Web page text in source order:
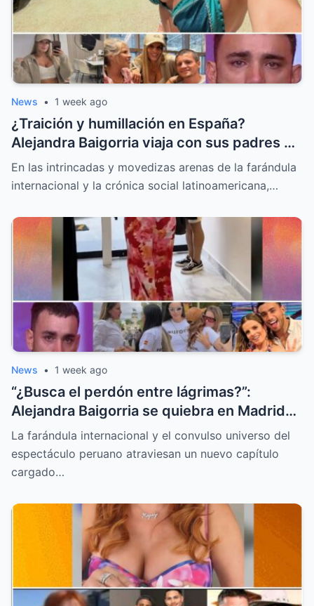
News • 1 week ago
¿Traición y humillación en España?
Alejandra Baigorria viaja con sus padres y
le da la espalda a Said Palao
En las intrincadas y movedizas arenas de la farándula
internacional y la crónica social latinoamericana,…
News • 1 week ago
“¿Busca el perdón entre lágrimas?”:
Alejandra Baigorria se quiebra en Madrid
tras el sorpresivo reencuentro con Said
Palao
La farándula internacional y el convulso universo del
espectáculo peruano atraviesan un nuevo capítulo
cargado…